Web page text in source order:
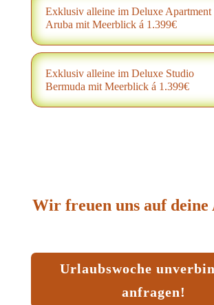
Exklusiv alleine im Deluxe Apartment
Aruba mit Meerblick á 1.399€
Exklusiv alleine im Deluxe Studio
Bermuda mit Meerblick á 1.399€
Wir freuen uns auf deine
Urlaubswoche
anfragen!